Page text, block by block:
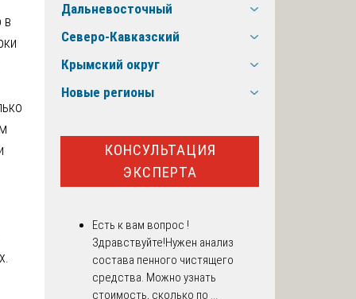
в
Дальневосточный
Северо-Кавказский
Крымский округ
Новые регионы
КОНСУЛЬТАЦИЯ
ЭКСПЕРТА
Есть к вам вопрос !
Здравствуйте!Нужен анализ
состава пенного чистящего
средства. Можно узнать
стоимость, сколько по ...